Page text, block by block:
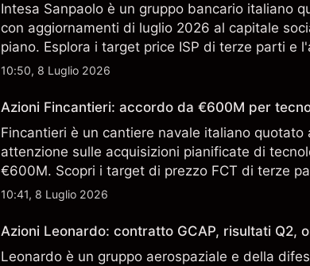
Intesa Sanpaolo è un gruppo bancario italiano
con aggiornamenti di luglio 2026 al capitale
piano. Esplora i target price ISP di terze parti e
performance passate non sono un indicatore
10:50, 8 Luglio 2026
Azioni Fincantieri: accordo da €600M per
Fincantieri è un cantiere navale italiano quotato
attenzione sulle acquisizioni pianificate di
€600M. Scopri i target di prezzo FCT di terze
performance passate non sono un indicatore
10:41, 8 Luglio 2026
Azioni Leonardo: contratto GCAP, risultati Q2,
Leonardo è un gruppo aerospaziale e della